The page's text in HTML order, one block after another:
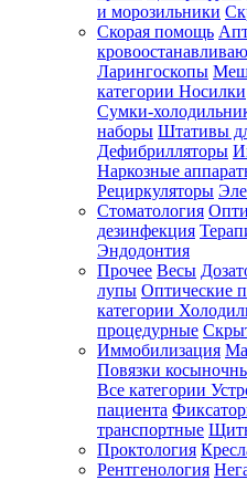
и морозильники
Скорая помощь
Ларингоскопы
категории Носилки
Сумки-
наборы Штативы
Дефибрилляторы
Наркозные
Рециркуляторы
Стоматология
дезинфекция
Эндодонтия
Прочее Весы
лупы Оптические
категории
процедурные
Иммобилизация
Повязки
Все категории
пациента
транспортные
Проктология
Рентгенология